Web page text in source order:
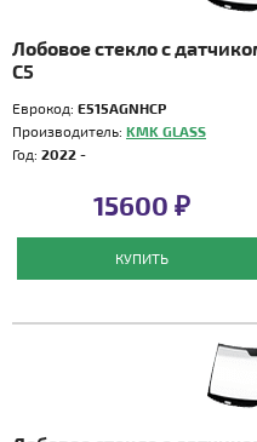
Лобовое стекло с
C5
Еврокод: E515AGNHCP
Производитель: KMK GLASS
Год: 2022 -
15600 ₽
КУПИТЬ